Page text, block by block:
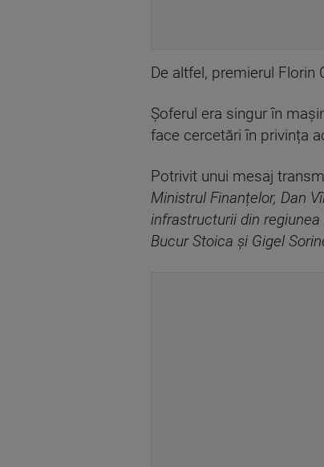
De altfel, premierul
Șoferul era singur în
face cercetări în privința
Potrivit unui mesaj
Ministrul Finanțelor, Dan
infrastructurii din
Bucur Stoica și Gigel